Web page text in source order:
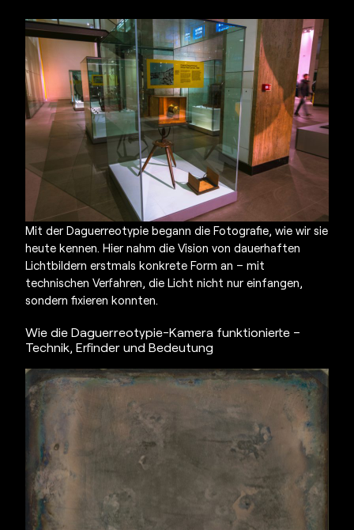
Mit der Daguerreotypie begann die Fotografie, wie wir sie
heute kennen. Hier nahm die Vision von dauerhaften
Lichtbildern erstmals konkrete Form an – mit
technischen Verfahren, die Licht nicht nur einfangen,
sondern fixieren konnten.
Wie die Daguerreotypie-Kamera funktionierte –
Technik, Erfinder und Bedeutung